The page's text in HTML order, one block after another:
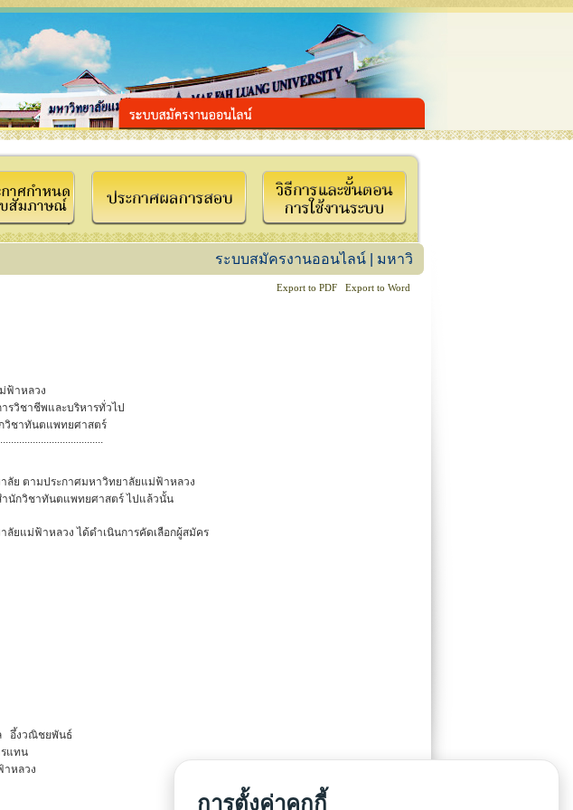
ระบบสมัครงานออนไลน์ | มหาวิทยาลัยแม่ฟ้าหลวง
Export to PDF Export to Word
ฟ้าหลวง
รวิชาชีพและบริหารทั่วไป
วิชาทันตแพทยศาสตร์
ตามประกาศมหาวิทยาลัยแม่ฟ้าหลวง
ำนักวิชาทันตแพทยศาสตร์ ไปแล้วนั้น
แม่ฟ้าหลวง ได้ดำเนินการคัดเลือกผู้สมัคร
ล อึ้งวณิชยพันธ์
การแทน
าหลวง
การตั้งค่าคุกกี้